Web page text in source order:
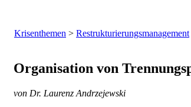
Krisenthemen > Restrukturierungsmanagement
Organisation von
von Dr. Laurenz Andrzejewski